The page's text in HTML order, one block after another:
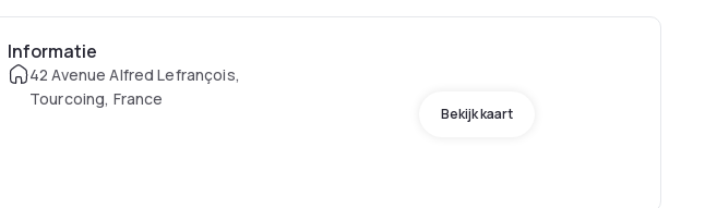
Informatie
42 Avenue Alfred Lefrançois,
Tourcoing, France
Bekijk kaart